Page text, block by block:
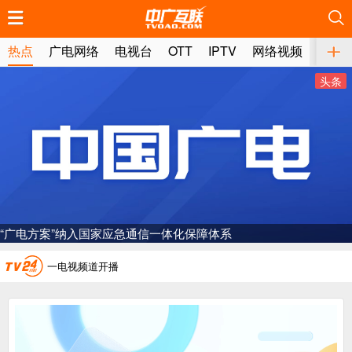
热点 广电网络 电视台 OTT IPTV 网络视频 媒体
头条
“广电方案”纳入国家应急通信一体化保障体系
广电总局对互联网电视自动续费专项治理
AI赋能微短剧产业“沪8条”发布
一电视频道开播
“纵深推进”系统性变革，广电媒体如何发力？
“一省一网”，中国广电为何走了二十年？
推荐
推荐
推荐
推荐
推荐
推荐
推荐
推荐
推荐
推荐
推荐
推荐
推荐
推荐
推荐
推荐
推荐
推荐
推荐
推荐